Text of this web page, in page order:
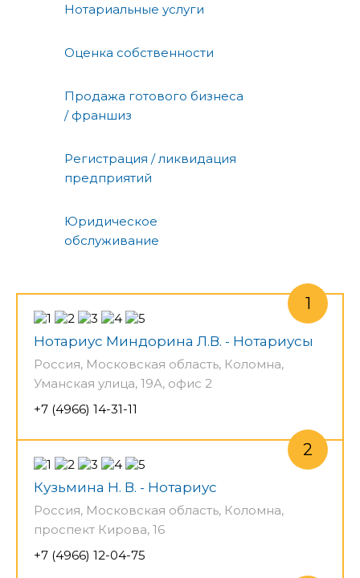
Нотариальные услуги
Оценка собственности
Продажа готового бизнеса
/ франшиз
Регистрация / ликвидация
предприятий
Юридическое
обслуживание
Нотариус Миндорина Л.В. - Нотариусы
Россия, Московская область, Коломна,
Уманская улица, 19А, офис 2
+7 (4966) 14-31-11
Кузьмина Н. В. - Нотариус
Россия, Московская область, Коломна,
проспект Кирова, 16
+7 (4966) 12-04-75